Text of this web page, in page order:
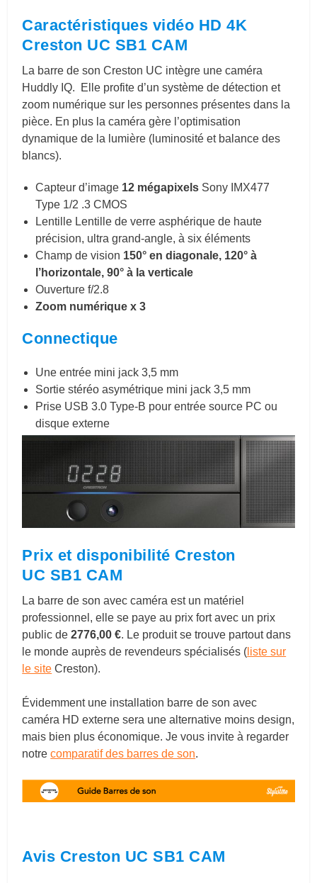
Caractéristiques vidéo HD 4K
Creston UC SB1 CAM
La barre de son Creston UC intègre une caméra
Huddly IQ. Elle profite d’un système de détection et
zoom numérique sur les personnes présentes dans la
pièce. En plus la caméra gère l’optimisation
dynamique de la lumière (luminosité et balance des
blancs).
Capteur d’image 12 mégapixels Sony IMX477
Type 1/2 .3 CMOS
Lentille Lentille de verre asphérique de haute
précision, ultra grand-angle, à six éléments
Champ de vision 150° en diagonale, 120° à
l’horizontale, 90° à la verticale
Ouverture f/2.8
Zoom numérique x 3
Connectique
Une entrée mini jack 3,5 mm
Sortie stéréo asymétrique mini jack 3,5 mm
Prise USB 3.0 Type-B pour entrée source PC ou
disque externe
Prix et disponibilité Creston
UC SB1 CAM
La barre de son avec caméra est un matériel
professionnel, elle se paye au prix fort avec un prix
public de2776,00 €. Le produit se trouve partout dans
le monde auprès de revendeurs spécialisés ( liste sur
le site Creston).
Évidemment une installation barre de son avec
caméra HD externe sera une alternative moins design,
mais bien plus économique. Je vous invite à regarder
notrecomparatif des barres de son.
Avis Creston UC SB1 CAM